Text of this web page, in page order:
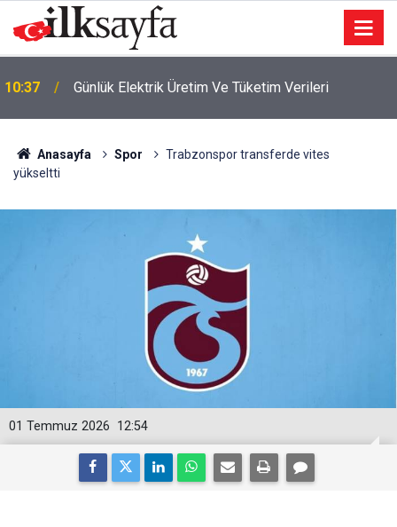
10:37 Günlük Elektrik Üretim Ve Tüketim Verileri
Anasayfa Spor
Trabzonspor transferde vites
yükseltti
12:54
01 Temmuz 2026